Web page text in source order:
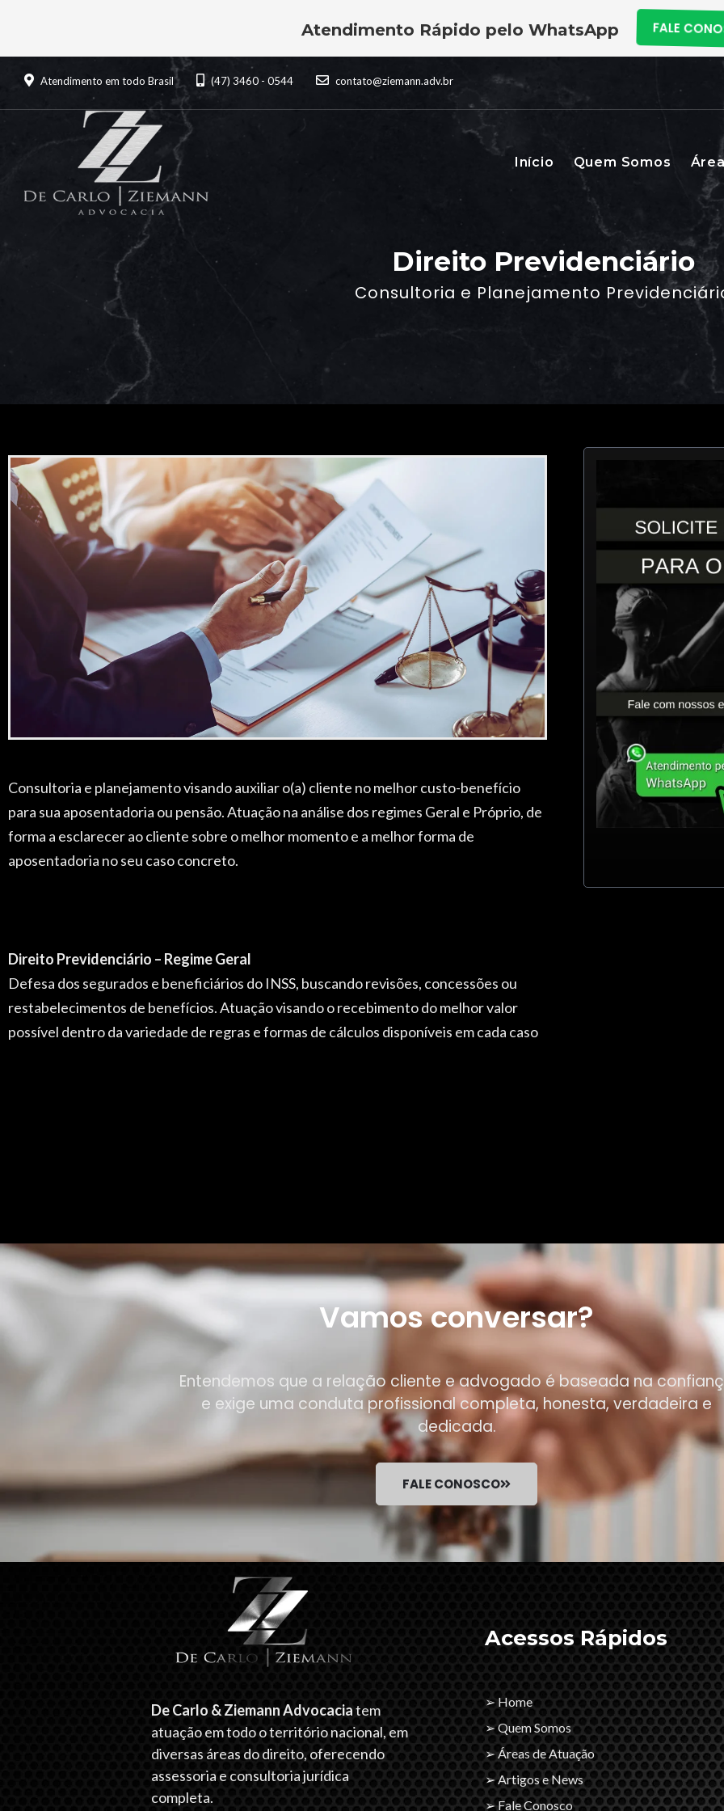
Atendimento Rápido pelo WhatsApp FALE
Atendimento em todo Brasil (47) 3460 - 0544 contato@ziemann.adv.br
Início Quem Somos
Direito Previdenciário
Consultoria e Planejamento
Consultoria e planejamento visando auxiliar o(a) cliente no melhor custo-benefício
para sua aposentadoria ou pensão. Atuação na análise dos regimes Geral e Próprio, de
forma a esclarecer ao cliente sobre o melhor momento e a melhor forma de
aposentadoria no seu caso concreto.
Direito Previdenciário – Regime Geral
Defesa dos segurados e beneficiários do INSS, buscando revisões, concessões ou
restabelecimentos de benefícios. Atuação visando o recebimento do melhor valor
possível dentro da variedade de regras e formas de cálculos disponíveis em cada caso
Vamos conversar?
Entendemos que a relação cliente e advogado é baseada na
e exige uma conduta profissional completa, honesta, verdadeira e
dedicada.
FALE CONOSCO
De Carlo & Ziemann Advocaciatem
atuação em todo o território nacional, em
diversas áreas do direito, oferecendo
assessoria e consultoria jurídica
completa.
Acessos Rápidos
➢ Home
➢ Quem Somos
➢ Áreas de Atuação
➢ Artigos e News
➢ Fale Conosco